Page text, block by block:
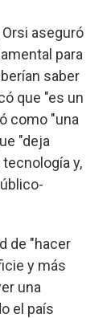
aseguró
para
saber
que "es un
como "una
"deja
y,
de "hacer
y más
una
el país